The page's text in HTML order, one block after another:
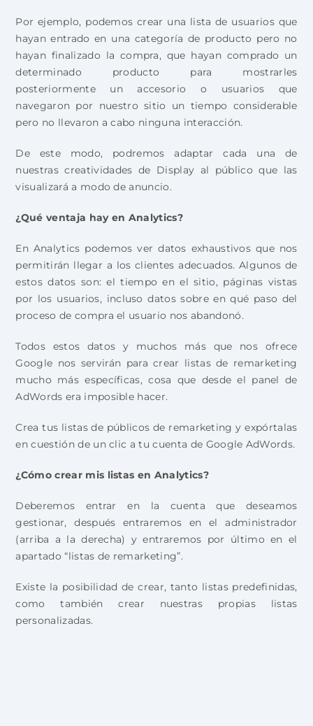
Por ejemplo, podemos crear una lista de usuarios que
hayan entrado en una categoría de producto pero no
hayan finalizado la compra, que hayan comprado un
determinado producto para mostrarles
posteriormente un accesorio o usuarios que
navegaron por nuestro sitio un tiempo considerable
pero no llevaron a cabo ninguna interacción.
De este modo, podremos adaptar cada una de
nuestras creatividades de Display al público que las
visualizará a modo de anuncio.
¿Qué ventaja hay en Analytics?
En Analytics podemos ver datos exhaustivos que nos
permitirán llegar a los clientes adecuados. Algunos de
estos datos son: el tiempo en el sitio, páginas vistas
por los usuarios, incluso datos sobre en qué paso del
proceso de compra el usuario nos abandonó.
Todos estos datos y muchos más que nos ofrece
Google nos servirán para crear listas de remarketing
mucho más específicas, cosa que desde el panel de
AdWords era imposible hacer.
Crea tus listas de públicos de remarketing y expórtalas
en cuestión de un clic a tu cuenta de Google AdWords.
¿Cómo crear mis listas en Analytics?
Deberemos entrar en la cuenta que deseamos
gestionar, después entraremos en el administrador
(arriba a la derecha) y entraremos por último en el
apartado “listas de remarketing”.
Existe la posibilidad de crear, tanto listas predefinidas,
como también crear nuestras propias listas
personalizadas.